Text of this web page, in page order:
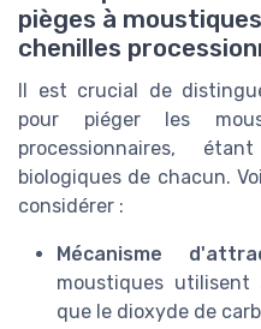
pièges à
chenilles
Il est crucial de
pour piéger les
processionnaires,
biologiques de chacun.
considérer :
Mécanisme
moustiques
que le dioxyde de